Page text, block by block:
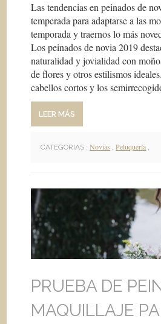
Las tendencias en peinados de
temperada para adaptarse a las
temporada y traernos lo más
Los peinados de novia 2019
naturalidad y jovialidad con
de flores y otros estilismos
cabellos cortos y los
LEER MÁS
CATEGORIAS : Novias ,Peluquería
PRUEBA DE
MAQUILLAJE